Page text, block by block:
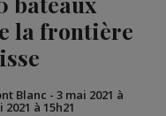
la frontière
Blanc - 3 mai 2021 à
à 15h21